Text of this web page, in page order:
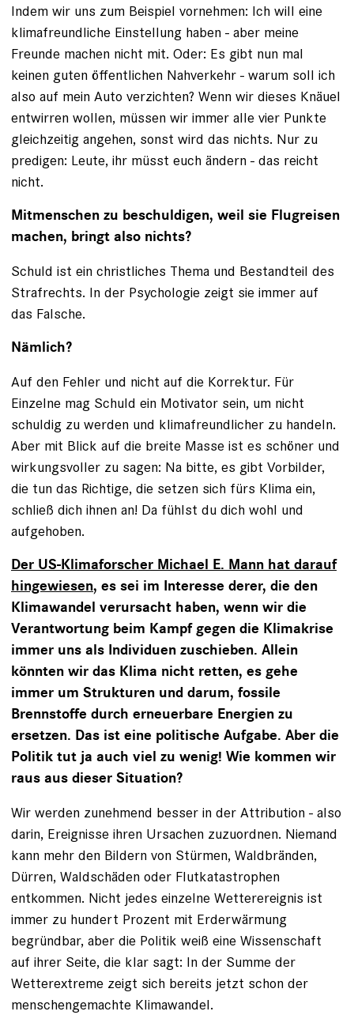
Indem wir uns zum Beispiel vornehmen: Ich will eine
klimafreundliche Einstellung haben - aber meine
Freunde machen nicht mit. Oder: Es gibt nun mal
keinen guten öffentlichen Nahverkehr - warum soll ich
also auf mein Auto verzichten? Wenn wir dieses Knäuel
entwirren wollen, müssen wir immer alle vier Punkte
gleichzeitig angehen, sonst wird das nichts. Nur zu
predigen: Leute, ihr müsst euch ändern - das reicht
nicht.
Mitmenschen zu beschuldigen, weil sie Flugreisen
machen, bringt also nichts?
Schuld ist ein christliches Thema und Bestandteil des
Strafrechts. In der Psychologie zeigt sie immer auf
das Falsche.
Nämlich?
Auf den Fehler und nicht auf die Korrektur. Für
Einzelne mag Schuld ein Motivator sein, um nicht
schuldig zu werden und klimafreundlicher zu handeln.
Aber mit Blick auf die breite Masse ist es schöner und
wirkungsvoller zu sagen: Na bitte, es gibt Vorbilder,
die tun das Richtige, die setzen sich fürs Klima ein,
schließ dich ihnen an! Da fühlst du dich wohl und
aufgehoben.
Der US-Klimaforscher Michael E. Mann hat darauf
hingewiesen, es sei im Interesse derer, die den
Klimawandel verursacht haben, wenn wir die
Verantwortung beim Kampf gegen die Klimakrise
immer uns als Individuen zuschieben. Allein
könnten wir das Klima nicht retten, es gehe
immer um Strukturen und darum, fossile
Brennstoffe durch erneuerbare Energien zu
ersetzen. Das ist eine politische Aufgabe. Aber die
Politik tut ja auch viel zu wenig! Wie kommen wir
raus aus dieser Situation?
Wir werden zunehmend besser in der Attribution - also
darin, Ereignisse ihren Ursachen zuzuordnen. Niemand
kann mehr den Bildern von Stürmen, Waldbränden,
Dürren, Waldschäden oder Flutkatastrophen
entkommen. Nicht jedes einzelne Wetterereignis ist
immer zu hundert Prozent mit Erderwärmung
begründbar, aber die Politik weiß eine Wissenschaft
auf ihrer Seite, die klar sagt: In der Summe der
Wetterextreme zeigt sich bereits jetzt schon der
menschengemachte Klimawandel.